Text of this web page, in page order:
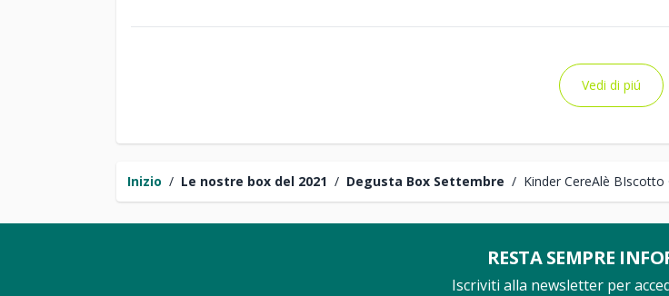
Inizio / Le nostre box del 2021 / Degusta Box Settembre / Kinder CereAlè BIscotto
Vedi di piú
RESTA SEMPRE
Iscriviti alla newsletter per